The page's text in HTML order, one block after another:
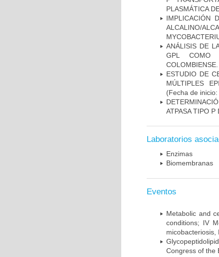
PLASMÁTICA
IMPLICACIÓN
ALCALINO/
ANÁLISIS DE
GPL COMO
COLOMBIENSE.
ESTUDIO DE
MÚLTIPLES
(Fecha de
ATPASA TIPO
Laboratorios
Enzimas
Biomembranas
Eventos
Metabolic and
conditions; IV
micobacteriosis,
Congress of the